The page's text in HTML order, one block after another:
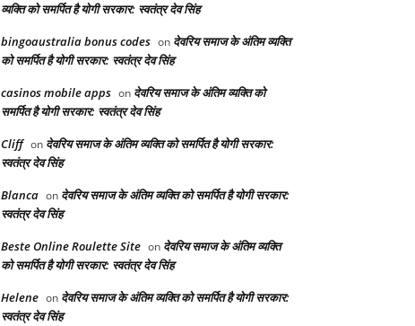
व्यक्ति को समर्पित है योगी सरकार: स्वतंत्र देव सिंह
bingoaustralia bonus codes on देवरिय समाज के अंतिम व्यक्ति
को समर्पित है योगी सरकार: स्वतंत्र देव सिंह
casinos mobile apps on देवरिय समाज के अंतिम व्यक्ति को
समर्पित है योगी सरकार: स्वतंत्र देव सिंह
Cliff on देवरिय समाज के अंतिम व्यक्ति को समर्पित है योगी सरकार:
स्वतंत्र देव सिंह
Blanca on देवरिय समाज के अंतिम व्यक्ति को समर्पित है योगी सरकार:
स्वतंत्र देव सिंह
Beste Online Roulette Site on देवरिय समाज के अंतिम व्यक्ति
को समर्पित है योगी सरकार: स्वतंत्र देव सिंह
Helene on देवरिय समाज के अंतिम व्यक्ति को समर्पित है योगी सरकार:
स्वतंत्र देव सिंह